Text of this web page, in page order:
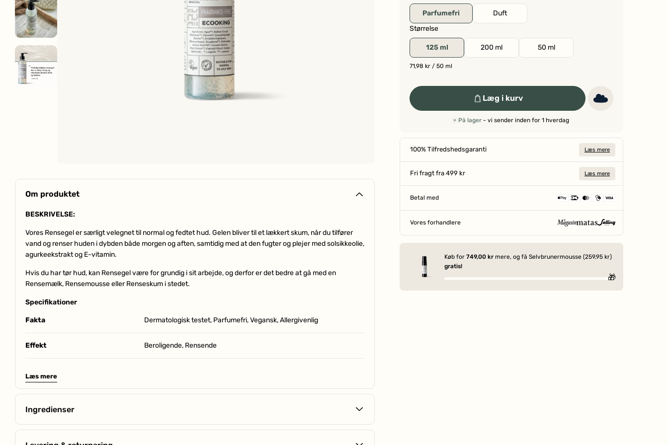
Om produktet
BESKRIVELSE:
Vores Rensegel er særligt velegnet til normal og fedtet hud. Gelen bliver til et lækkert skum, når du tilfører
vand og renser huden i dybden både morgen og aften, samtidig med at den fugter og plejer med solsikkeolie,
agurkeekstrakt og E-vitamin.
Hvis du har tør hud, kan Rensegel være for grundig i sit arbejde, og derfor er det bedre at gå med en
Rensemælk, Rensemousse eller Renseskum i stedet.
Specifikationer
Fakta Dermatologisk testet, Parfumefri, Vegansk, Allergivenlig
Effekt Beroligende, Rensende
Tidspunkt Dag & nat
Læs mere
Ingredienser
E-Vitamin– Styrker hudens forsvar, Fugter huden
Solsikkeolie
– Giver intens fugt og holder din hud glat og blød.
Parfumefri
Duft
Størrelse
125 ml 200 ml 50 ml
71,98 kr / 50 ml
Læg i kurv
På lager - vi sender inden for 1 hverdag
100% Tilfredshedsgaranti Læs mere
Fri fragt fra 499 kr Læs mere
Betal med
Vores forhandlere SIDEN 1906
Køb for 749,00 kr mere, og få Selvbrunermousse (259,95 kr)
gratis!
🎁